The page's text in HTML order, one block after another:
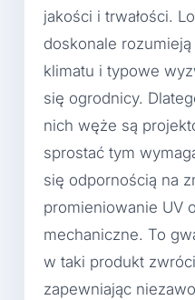
jakości i trwałości.
doskonale
klimatu i typowe
się ogrodnicy.
nich węże są
sprostać tym
się odpornością na
promieniowanie UV
mechaniczne. To
w taki produkt
zapewniając